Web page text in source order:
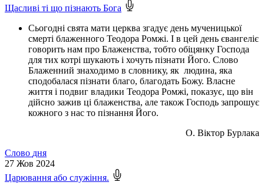
Щасливі ті що пізнають Бога
Сьогодні свята мати церква згадує день мученицької
смерті блаженного Теодора Ромжі. І в цей день євангеліє
говорить нам про Блаженства, тобто обіцянку Господа
для тих котрі шукають і хочуть пізнати Його. Слово
Блаженний знаходимо в словнику, як людина, яка
сподобалася пізнати благо, благодать Божу. Власне
життя і подвиг владики Теодора Ромжі, показує, що він
дійсно зажив ці блаженства, але також Господь запрошує
кожного з нас то пізнання Його.
О. Віктор Бурлака
Слово дня
27 Жов 2024
Царювання або служіння.